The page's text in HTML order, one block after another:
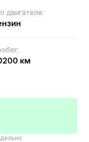
двигателя:
км